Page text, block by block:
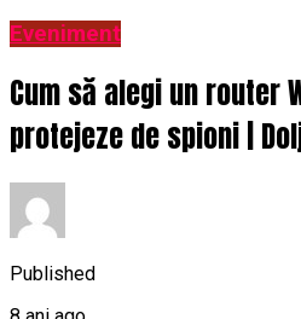
Eveniment
Cum să alegi un router
protejeze de spioni |
Published